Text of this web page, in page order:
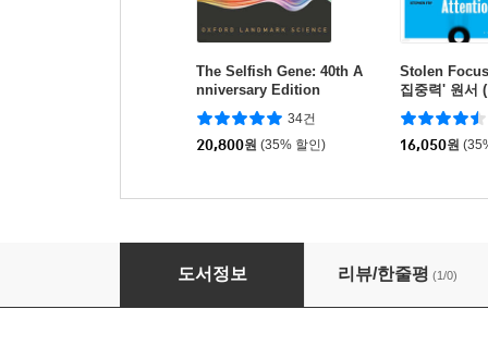
The Selfish Gene: 40th A
nniversary Edition
34건
20,800원 (35% 할인)
Stolen
집중력' 원서
16,050원
The Disappearing Spoon: And Other True
도서정보 리뷰/한줄평 (1/0)